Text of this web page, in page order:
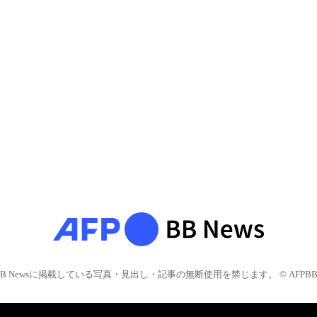
Newsに掲載している写真・見出し・記事の無断使用を禁じます。 © AFPBB